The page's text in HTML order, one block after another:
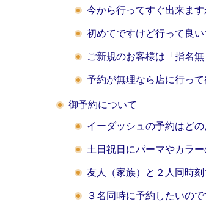
今から行ってすぐ出来ます
初めてですけど行って良い
ご新規のお客様は「指名
予約が無理なら店に行って
御予約について
イーダッシュの予約はど
土日祝日にパーマやカラ
友人（家族）と２人同時
３名同時に予約したいので